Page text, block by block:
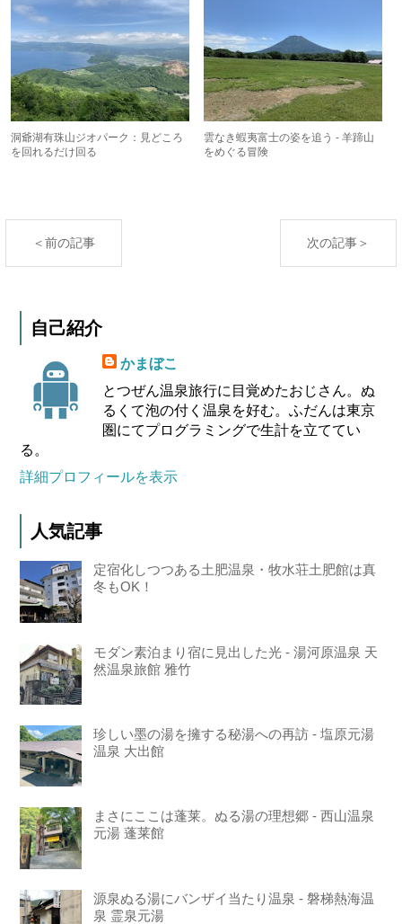
洞爺湖有珠山ジオパーク：見どころ
を回れるだけ回る
雲なき蝦夷富士の姿を追う - 羊蹄山
をめぐる冒険
＜前の記事 次の記事＞
自己紹介
かまぼこ
とつぜん温泉旅行に目覚めたおじさん。ぬ
るくて泡の付く温泉を好む。ふだんは東京
圏にてプログラミングで生計を立ててい
る。
詳細プロフィールを表示
人気記事
定宿化しつつある土肥温泉・牧水荘土肥館は真
冬もOK！
モダン素泊まり宿に見出した光 - 湯河原温泉 天
然温泉旅館 雅竹
珍しい墨の湯を擁する秘湯への再訪 - 塩原元湯
温泉 大出館
まさにここは蓬莱。ぬる湯の理想郷 - 西山温泉
元湯 蓬莱館
源泉ぬる湯にバンザイ当たり温泉 - 磐梯熱海温
泉 霊泉元湯